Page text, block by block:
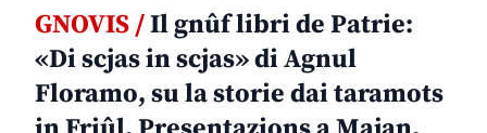
GNOVIS /Il gnûf libri de Patrie:
«Di scjas in scjas» di Agnul
Floramo, su la storie dai taramots